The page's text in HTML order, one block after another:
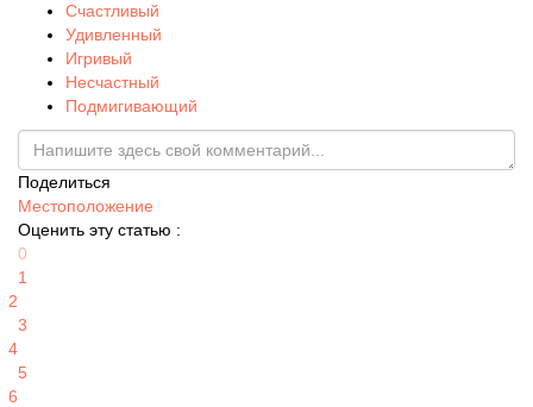
Счастливый
Удивленный
Игривый
Несчастный
Подмигивающий
Поделиться
Местоположение
Оценить эту статью :
0
1
2
3
4
5
6